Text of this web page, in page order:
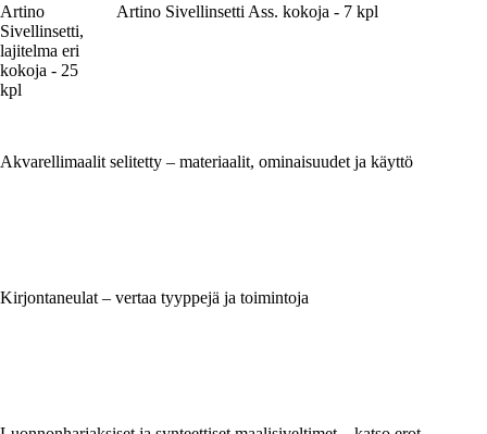
Artino
Sivellinsetti,
lajitelma eri
kokoja - 25
kpl
Artino Sivellinsetti Ass. kokoja - 7 kpl
Akvarellimaalit selitetty – materiaalit, ominaisuudet ja käyttö
Kirjontaneulat – vertaa tyyppejä ja toimintoja